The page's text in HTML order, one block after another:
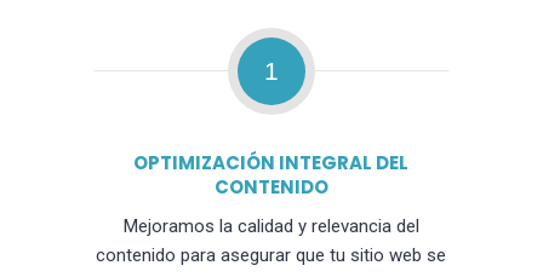
1
OPTIMIZACIÓN INTEGRAL DEL
CONTENIDO
Mejoramos la calidad y relevancia del
contenido para asegurar que tu sitio web se